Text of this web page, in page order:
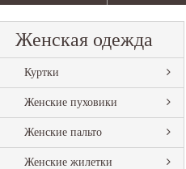
Женская одежда
Куртки
Женские пуховики
Женские пальто
Женские жилетки